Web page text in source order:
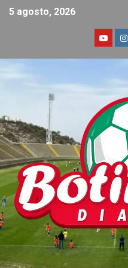
5 agosto, 2026